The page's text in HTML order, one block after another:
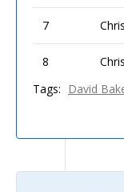
7
8
Tags: David